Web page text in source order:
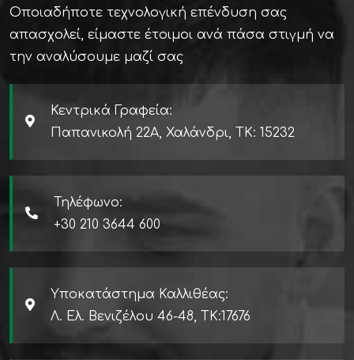
Οποιαδήποτε τεχνολογική επένδυση σας
απασχολεί, είμαστε έτοιμοι ανά πάσα στιγμή να
την αναλύσουμε μαζί σας
Κεντρικά Γραφεία:
Παπανικολή 22Α, Χαλάνδρι, ΤΚ: 15232
Τηλέφωνο:
+30 210 3644 600
Υποκατάστημα Καλλιθέας:
Λ. Ελ. Βενιζέλου 46-48, TK:17676